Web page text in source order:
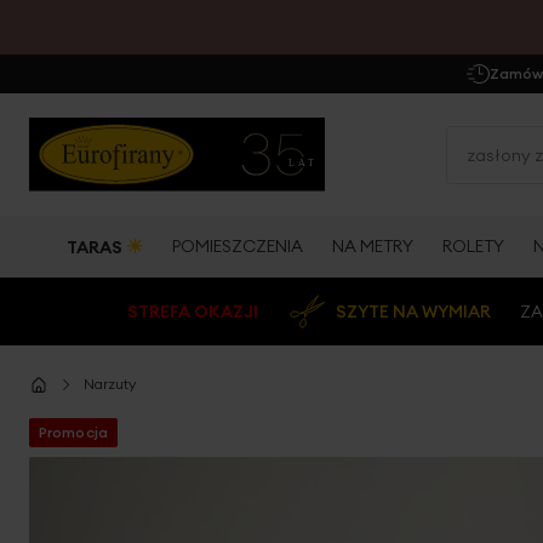
TARAS ☀ POMIESZCZENIA NA METRY ROLETY
STREFA OKAZJI SZYTE NA WYMIAR
Narzuty
Promocja